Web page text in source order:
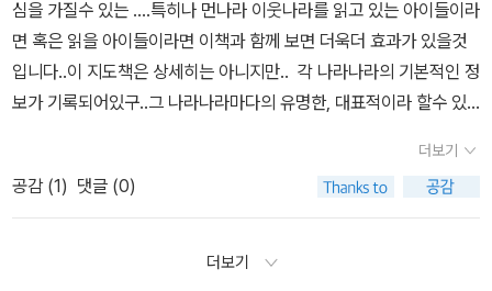
심을 가질수 있는 ....특히나 먼나라 이웃나라를 읽고 있는 아이들이라
면 혹은 읽을 아이들이라면 이책과 함께 보면 더욱더 효과가 있을것
입니다..이 지도책은 상세히는 아니지만.. 각 나라나라의 기본적인 정
보가 기록되어있구..그 나라나라마다의 유명한, 대표적이라 할수 있
있어.. 더더욱 좋구여.. 우리나라지도는 특히 브로마이드식으로 크게
따로 나와있어 벽에 붙여놓고 볼수도 있습니다..
더보기
공감 (1) 댓글 (0)
더보기